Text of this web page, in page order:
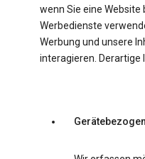
wenn Sie eine
Werbedienste
Werbung und unsere
interagieren.